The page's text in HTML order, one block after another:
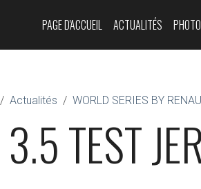
PAGE D'ACCUEIL ACTUALITÉS
Actualités WORLD SERIES BY
TEST